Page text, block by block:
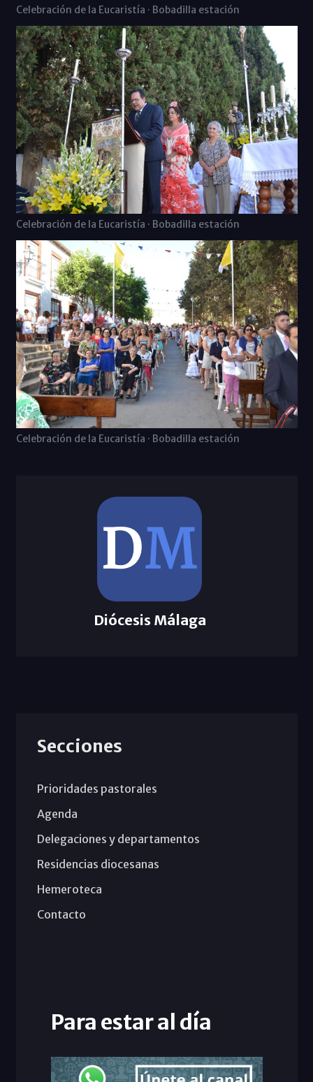
Celebración de la Eucaristía · Bobadilla estación
Celebración de la Eucaristía · Bobadilla estación
Celebración de la Eucaristía · Bobadilla estación
Diócesis Málaga
Secciones
Prioridades pastorales
Agenda
Delegaciones y departamentos
Residencias diocesanas
Hemeroteca
Contacto
Para estar al día